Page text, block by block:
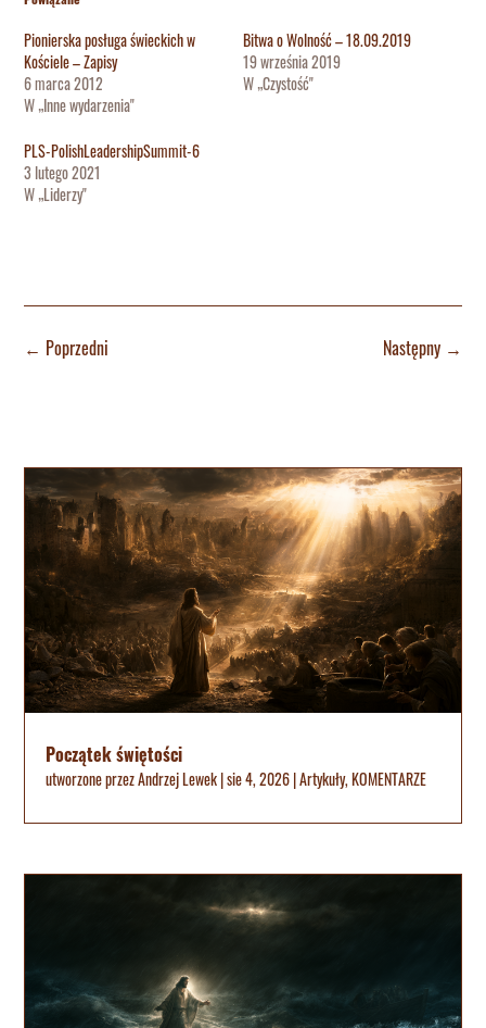
Pionierska posługa świeckich w
Kościele – Zapisy
6 marca 2012
W „Inne wydarzenia"
Bitwa o Wolność – 18.09.2019
19 września 2019
W „Czystość"
PLS-PolishLeadershipSummit-6
3 lutego 2021
W „Liderzy"
← Poprzedni Następny→
Początek świętości
utworzone przezAndrzej Lewek|sie 4, 2026|Artykuły,KOMENTARZE